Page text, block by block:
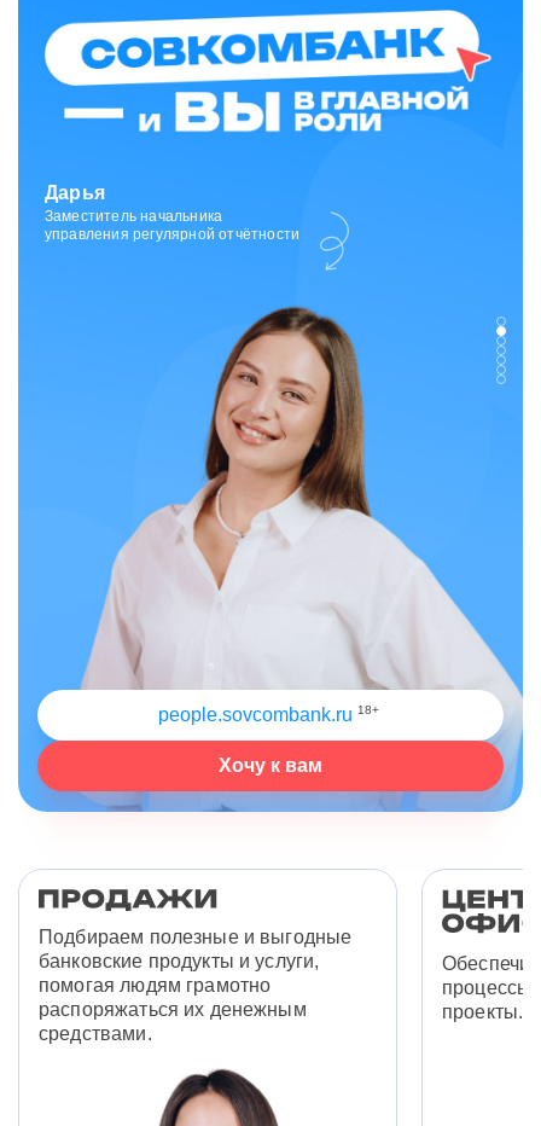
people.sovcombank.ru 18+
Хочу к вам
Зарина
Ведущий специалист
отдела исходящих коммуникаций
Подбираем полезные и выгодные
банковские продукты и услуги,
помогая людям грамотно
распоряжаться их денежным
средствами.
процессы
проекты.